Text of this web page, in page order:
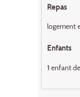
Repas
logement
Enfants
1 enfant